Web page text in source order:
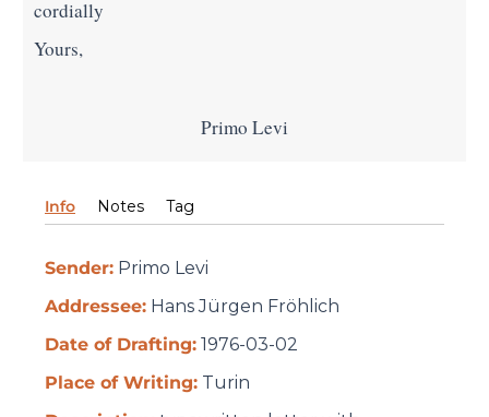
cordially
Yours,
Primo Levi
Info Notes Tag
Sender: Primo Levi
Addressee: Hans Jürgen Fröhlich
Date of Drafting: 1976-03-02
Place of Writing: Turin